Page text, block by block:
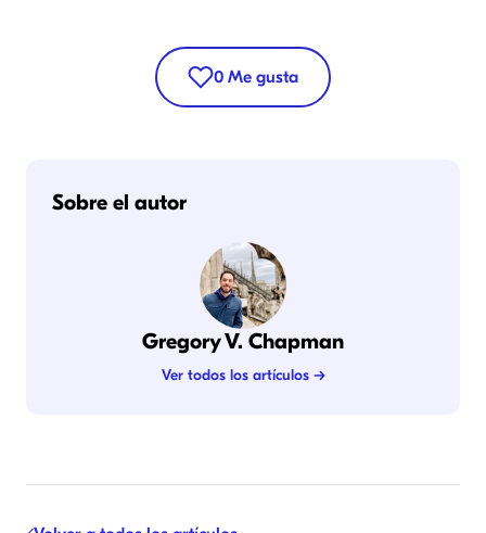
0 Me gusta
Sobre el autor
Gregory V. Chapman
Ver todos los artículos →